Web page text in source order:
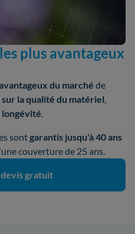
plus avantageux
du marché de
la qualité du matériel,
longévité.
sontgarantis jusqu'à 40 ans
couverture de 25 ans.
gratuit